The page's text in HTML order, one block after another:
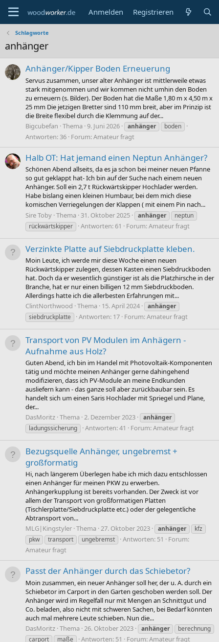
Anmelden Registrieren
Schlagworte
anhänger
Anhänger/Kipper Boden Erneuerung
Servus zusammen, unser alter Anhänger ist mittlerweile etwas
stark mitgenommen und wir kommen nicht umhin den Boden
zu erneuern (s. Bilder). Der Boden hat die Maße 1,80 m x 4,50 m x
25 mm Die jetzigen Bretter sind 110 mm breit, aber im Prinzip ist
die Breite flexibel durch die Klemmung auf der...
Bigcubefan Thema 9. Juni 2026 anhänger boden
Antworten: 36 Forum:Amateur fragt
Halb OT: Hat jemand einen Neptun Anhänger?
Schönen Abend allseits, da es ja schon bei meiner neuen Pfanne
so gut geklappt hat- Ich bin auf der Suche nach einem neuen
Anhänger. Soll ein 2,7 t Rückwärtskipper Hochlader werden.
Habe bislang einen kleinen Humbaur, bei dem mich diese
komischen Verriegelungen der Klappen ( mit einem Pin nach...
Sire Toby Thema 31. Oktober 2025 anhänger
neptun
rückwärtskipper
Antworten: 61 Forum:Amateur fragt
Verzinkte Platte auf Siebdruckplatte kleben.
Moin Leute, ich werde mir diese Woche einen neuen
Rückwärtskipper zulegen, dessen Kasten einen Siebdruckboden
hat. Doch da er wesentlich günstiger ist als die Platzhirsche in der
Branche, hat er nur einen billigen 12 mm Siebdruckboden.
Allerdings hatte ich die allerbesten Erfahrungen mit...
ClintNorthwood Thema 15. April 2024
anhänger
siebdruckplatte
Antworten: 17 Forum:Amateur fragt
Transport von PV Modulen im Anhägern -
Aufnahme aus Holz?
Guten Abend, ich bin im Handel mit Photovoltaik-Komponenten
tätig und möchte meinen Anhänger gerne dahingehend
modifizieren, dass ich PV-Module an meine Endkunden
ausliefern kann - das ganze soll aber zurückbaubar sein. Es
handelt sich um einen Saris Hochlader mit Spriegel und Plane,
der...
DasMoritz Thema 2. Dezember 2023
anhänger
ladungssicherung
Antworten: 41 Forum:Amateur fragt
Bezugsquelle Anhänger, ungebremst +
großformatig
Hi, nach längerem Überlegen habe ich mich dazu entschlossen
einen Anhänger für meinen PKW zu erwerben.
Anhängerkupplung ist bereits vorhanden. Der Zweck ist vor
allem der Transport von großformatigen Platten
(Tischlerplatte/Siebdruckplatte etc.) oder der gelegentliche
Abtransport von...
MLG|Kingstyler Thema 27. Oktober 2023 anhänger
kfz
pkw
transport ungebremst Antworten: 51
Forum:
Amateur fragt
Passt der Anhänger durch das Schiebetor?
Moin zusammen, ein neuer Anhänger soll her, der u. A. durch ein
Schiebetor im Carport in den Garten geschoben werden soll. Der
Anhänger wird im Regelfall nur mit Mengen an Schnittgut und
Co. beladen, also nicht mit schweren Sachen, bei Bedarf könnten
auch mal mehrere Leute schieben. Nun die...
DasMoritz Thema 26. Oktober 2023 anhänger
berechnung
carport
maße Antworten: 51 Forum:Amateur fragt